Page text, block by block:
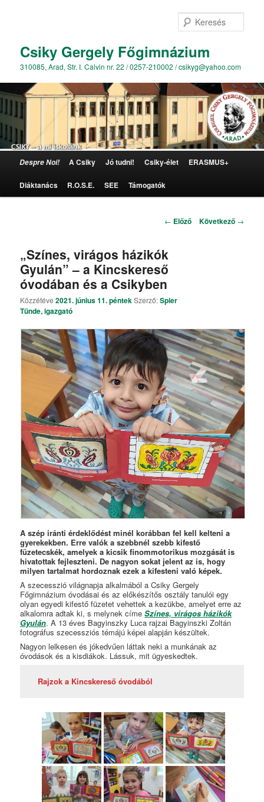
Csiky Gergely Főgimnázium
310085, Arad, Str. I. Calvin nr. 22 / 0257-210002 / csikyg@yahoo.com
Tovább az elsődleges tartalomra
Despre Noi! A Csiky Jó tudni! Csiky-élet ERASMUS+
Diáktanács R.O.S.E. SEE Támogatók
Bejegyzés navigáció
← Előző Következő →
„Színes, virágos házikók
Gyulán” – a Kincskereső
óvodában és a Csikyben
Közzétéve2021. június 11. péntekSzerző:Spier
Tünde, igazgató
A szép iránti érdeklődést minél korábban fel kell kelteni a
gyerekekben. Erre valók a szebbnél szebb kifestő
füzetecskék, amelyek a kicsik finommotorikus mozgását is
hivatottak fejleszteni. De nagyon sokat jelent az is, hogy
milyen tartalmat hordoznak ezek a kifesteni való képek.
A szecesszió világnapja alkalmából a Csiky Gergely
Főgimnázium óvodásai és az előkészítős osztály tanulói egy
olyan egyedi kifestő füzetet vehettek a kezükbe, amelyet erre az
alkalomra adtak ki, s melynek címeSzínes, virágos házikók
Gyulán. A 13 éves Bagyinszky Luca rajzai Bagyinszki Zoltán
fotográfus szecessziós témájú képei alapján készültek.
Nagyon lelkesen és jókedvűen láttak neki a munkának az
óvodások és a kisdiákok. Lássuk, mit ügyeskedtek.
Rajzok a Kincskereső óvodából